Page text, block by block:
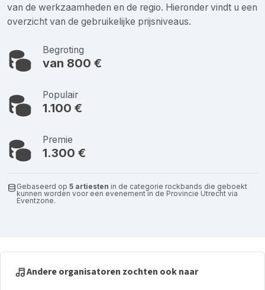
van de werkzaamheden en de regio. Hieronder vindt u een
overzicht van de gebruikelijke prijsniveaus.
Begroting
van 800 €
Populair
1.100 €
Premie
1.300 €
Gebaseerd op 5 artiesten in de categorie rockbands die geboekt
kunnen worden voor een evenement in de Provincie Utrecht via
Eventzone.
Andere organisatoren zochten ook naar